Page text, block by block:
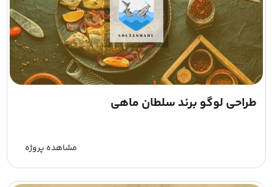
طراحی لوگو برند سلطان ماهی
مشاهده پروژه